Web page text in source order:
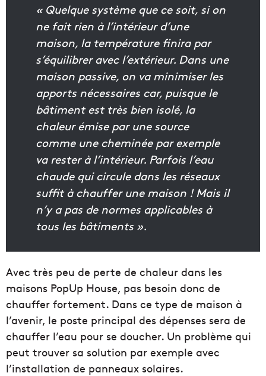
« Quelque système que ce soit, si on
ne fait rien à l’intérieur d’une
maison, la température finira par
s’équilibrer avec l’extérieur. Dans une
maison passive, on va minimiser les
apports nécessaires car, puisque le
bâtiment est très bien isolé, la
chaleur émise par une source
comme une cheminée par exemple
va rester à l’intérieur. Parfois l’eau
chaude qui circule dans les réseaux
suffit à chauffer une maison ! Mais il
n’y a pas de normes applicables à
tous les bâtiments ».
Avec très peu de perte de chaleur dans les
maisons PopUp House, pas besoin donc de
chauffer fortement. Dans ce type de maison à
l’avenir, le poste principal des dépenses sera de
chauffer l’eau pour se doucher. Un problème qui
peut trouver sa solution par exemple avec
l’installation de panneaux solaires.